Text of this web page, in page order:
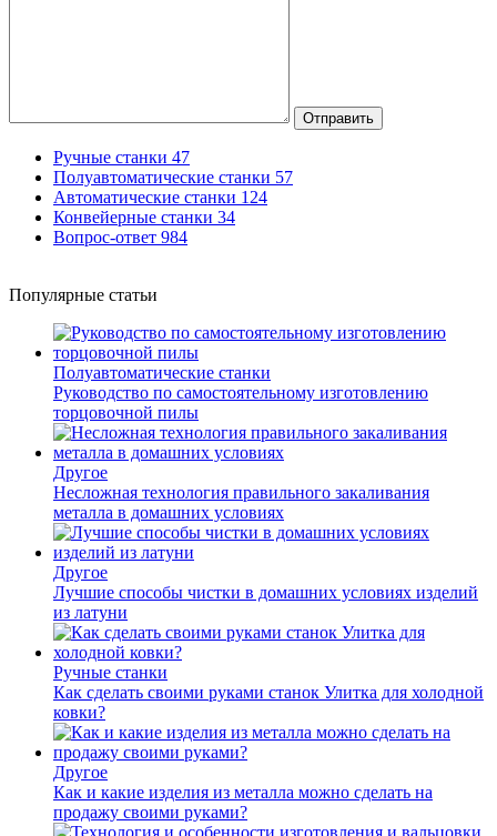
Отправить
Ручные станки 47
Полуавтоматические станки 57
Автоматические станки 124
Конвейерные станки 34
Вопрос-ответ 984
Популярные статьи
Полуавтоматические станки
Руководство по самостоятельному изготовлению
торцовочной пилы
Другое
Несложная технология правильного закаливания
металла в домашних условиях
Другое
Лучшие способы чистки в домашних условиях изделий
из латуни
Ручные станки
Как сделать своими руками станок Улитка для холодной
ковки?
Другое
Как и какие изделия из металла можно сделать на
продажу своими руками?